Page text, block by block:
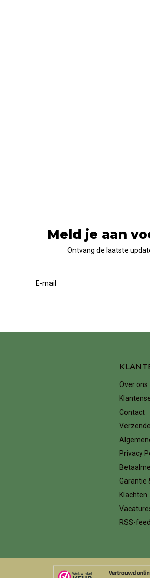
Meld je aan
Ontvang de laatste
Over ons
Contact
Privacy
Garantie
Klachten
RSS-feed